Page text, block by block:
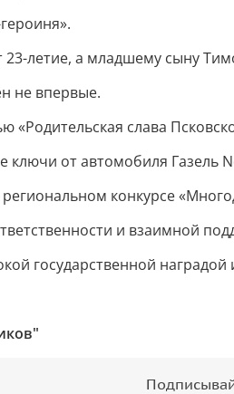
летие, а младшему сыну
не впервые.
«Родительская слава
ключи от автомобиля Газель
конкурсе
и взаимной
государственной